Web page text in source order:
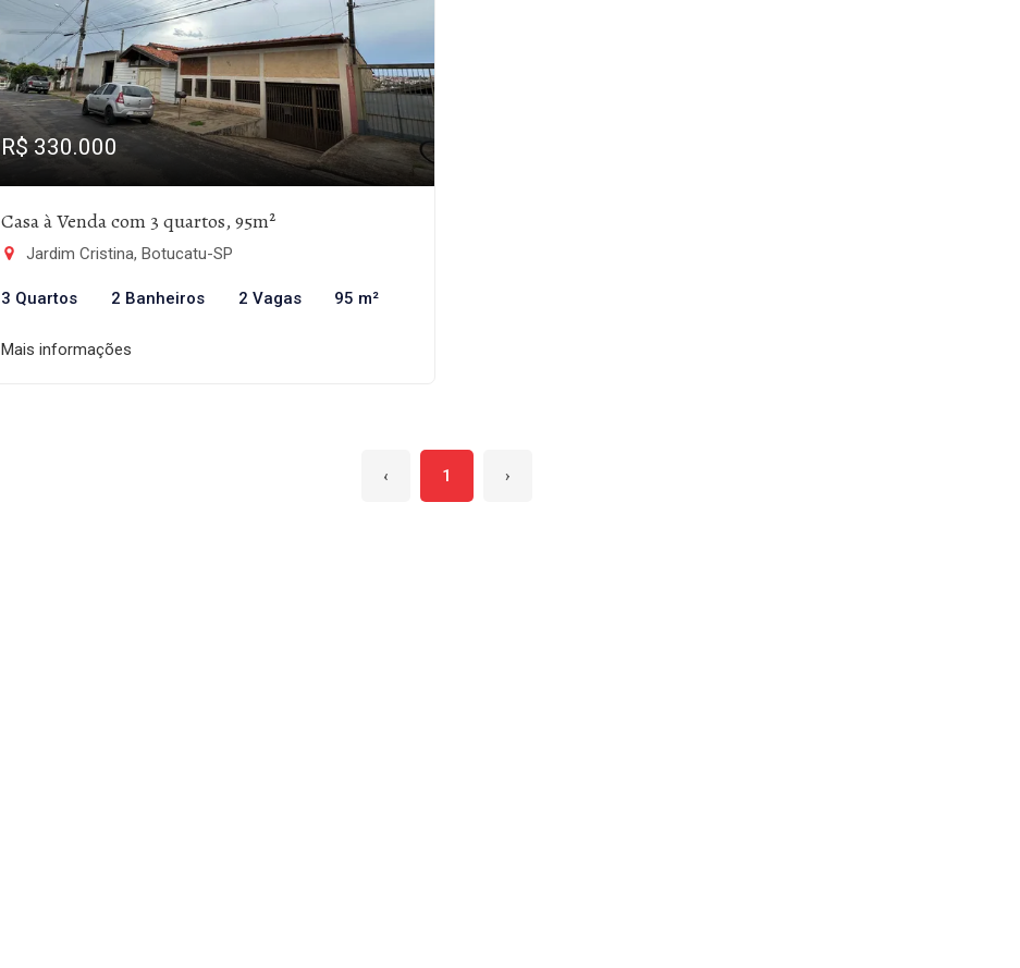
R$ 330.000
Casa à Venda com 3 quartos, 95m²
Jardim Cristina, Botucatu-SP
3 Quartos 2 Banheiros 2 Vagas 95 m²
Mais informações
‹ 1 ›